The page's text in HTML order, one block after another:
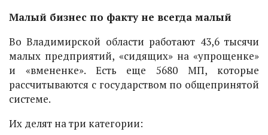
Малый бизнес по факту не всегда малый
Во Владимирской области работают 43,6 тысячи
малых предприятий, «сидящих» на «упрощенке»
и «вмененке». Есть еще 5680 МП, которые
рассчитываются с государством по общепринятой
системе.
Их делят на три категории: